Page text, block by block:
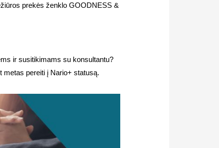
prekės ženklo GOODNESS &
ir susitikimams su konsultantu?
pereiti į Nario+ statusą.